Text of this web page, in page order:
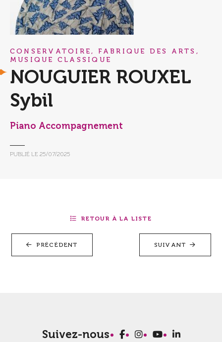
CONSERVATOIRE, FABRIQUE DES ARTS,
MUSIQUE CLASSIQUE
NOUGUIER ROUXEL
Sybil
Piano Accompagnement
PUBLIÉ LE 25/07/2025
PRÉCÉDENT
RETOUR À LA LISTE
SUIVANT
Suivez-nous